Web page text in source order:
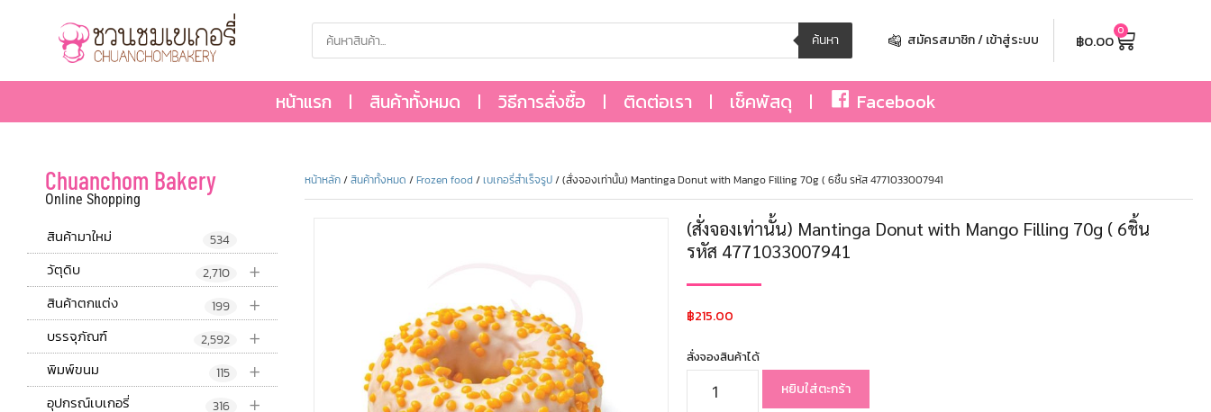
ค้นหา สมัครสมาชิก / เข้าสู่ระบบ ฿0.00 0
หน้าแรก สินค้าทั้งหมด วิธีการสั่งซื้อ ติดต่อเรา เช็คพัสดุ Facebook
Chuanchom Bakery
Online Shopping
สินค้ามาใหม่ 534
+
วัตุดิบ 2,710
+
สินค้าตกแต่ง 199
+
บรรจุภัณฑ์ 2,592
+
พิมพ์ขนม 115
+
อุปกรณ์เบเกอรี่ 316
หน้าหลัก/สินค้าทั้งหมด /Frozen food /เบเกอรี่สำเร็จรูป/ (สั่งจองเท่านั้น) Mantinga Donut with Mango Filling 70g ( 6ชิ้น รหัส 4771033007941
(สั่งจองเท่านั้น) Mantinga Donut with Mango Filling 70g ( 6ชิ้น
รหัส 4771033007941
฿215.00
สั่งจองสินค้าได้
หยิบใส่ตะกร้า